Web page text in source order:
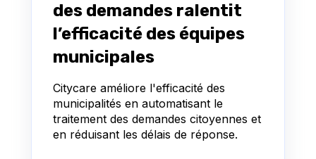
des demandes ralentit
l’efficacité des équipes
municipales
Citycare améliore l'efficacité des
municipalités en automatisant le
traitement des demandes citoyennes et
en réduisant les délais de réponse.